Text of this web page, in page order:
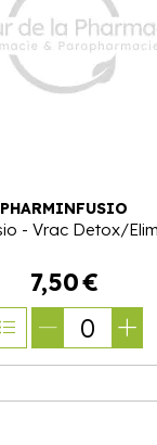
PHARMINFUSIO
- Vrac Detox/
7,50€
0